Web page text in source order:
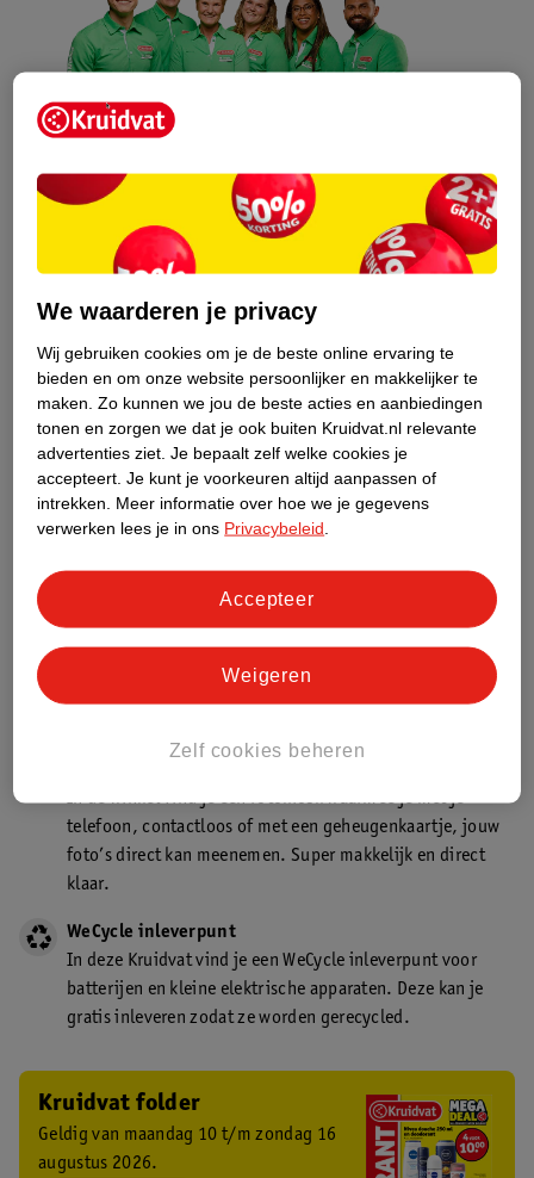
Kruidvat is een erkend specialist in
zelfzorg, ook online. Wat je
gezondheidsvraag ook is, stel hem aan
Stel je gezondheidsvraag
Ook in deze winkel
Kruidvat.nl ophaalpunt
Laat je bestelling snel en gemakkelijk bezorgen in de
Kruidvat is een gecertificeerd drogist. Dit betekent dat je
In de winkel vind je een fotokiosk waarmee je met je
telefoon, contactloos of met een geheugenkaartje, jouw
foto’s direct kan meenemen. Super makkelijk en direct
klaar.
WeCycle inleverpunt
In deze Kruidvat vind je een WeCycle inleverpunt voor
batterijen en kleine elektrische apparaten. Deze kan je
gratis inleveren zodat ze worden gerecycled.
Kruidvat folder
Geldig van maandag 10 t/m zondag 16
augustus 2026.
We waarderen je privacy
Wij gebruiken cookies om je de beste online ervaring te
bieden en om onze website persoonlijker en makkelijker te
maken. Zo kunnen we jou de beste acties en aanbiedingen
tonen en zorgen we dat je ook buiten Kruidvat.nl relevante
advertenties ziet. Je bepaalt zelf welke cookies je
accepteert. Je kunt je voorkeuren altijd aanpassen of
intrekken.
Meer informatie over hoe we je gegevens
verwerken lees je in ons Privacybeleid
Zelf cookies beheren
Weigeren
Accepteer